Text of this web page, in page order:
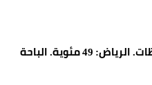
مكة: رياح في 4 محافظات. الرياض: 49 مئوية. الباحة